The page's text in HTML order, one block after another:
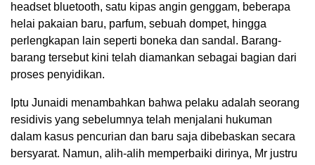
headset bluetooth, satu kipas angin genggam, beberapa
helai pakaian baru, parfum, sebuah dompet, hingga
perlengkapan lain seperti boneka dan sandal. Barang-
barang tersebut kini telah diamankan sebagai bagian dari
proses penyidikan.
Iptu Junaidi menambahkan bahwa pelaku adalah seorang
residivis yang sebelumnya telah menjalani hukuman
dalam kasus pencurian dan baru saja dibebaskan secara
bersyarat. Namun, alih-alih memperbaiki dirinya, Mr justru